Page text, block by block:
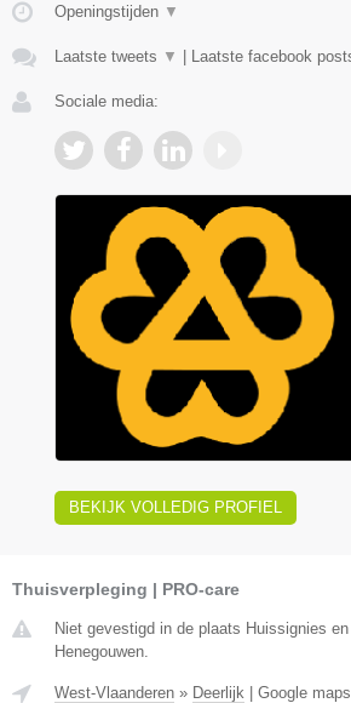
Openingstijden ▼
Laatste tweets ▼ Laatste facebook
Sociale media:
BEKIJK VOLLEDIG PROFIEL
Thuisverpleging | PRO-care
Niet gevestigd in de plaats Huissignies
Henegouwen.
West-Vlaanderen » Deerlijk | Google maps